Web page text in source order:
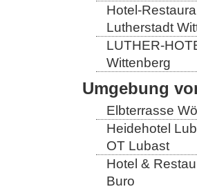
Hotel-
Lutherstadt
LUTHER-
Wittenberg
Umgebung
Elbterrasse
Heidehotel
OT Lubast
Hotel &
Buro